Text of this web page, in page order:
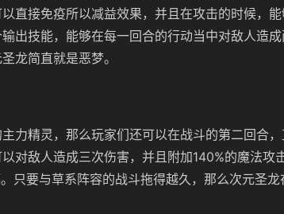
直接免疫所以减益效果，并且在攻击的时候，
出技能，能够在每一回合的行动当中对敌人造
龙简直就是恶梦。
力精灵，那么玩家们还可以在战斗的第二回合
对敌人造成三次伤害，并且附加140%的魔法攻
只要与草系阵容的战斗拖得越久，那么次元圣